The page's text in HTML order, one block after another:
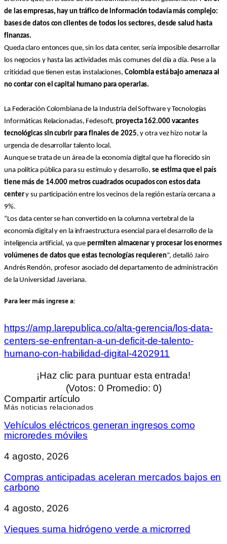
de las empresas, hay un tráfico de información todavía más complejo:
bases de datos con clientes de todos los sectores, desde salud hasta
finanzas.
Queda claro entonces que, sin los data center, sería imposible desarrollar
los negocios y hasta las actividades más comunes del día a día. Pese a la
criticidad que tienen estas instalaciones, Colombia está bajo amenaza al
no contar con el capital humano para operarlas.
La Federación Colombiana de la Industria del Software y Tecnologías
Informáticas Relacionadas, Fedesoft,proyecta 162.000 vacantes
tecnológicas sin cubrir para finales de 2025, y otra vez hizo notar la
urgencia de desarrollar talento local.
Aunque se trata de un área de la economía digital que ha florecido sin
una política pública para su estímulo y desarrollo, se estima que el país
tiene más de 14.000 metros cuadrados ocupados con estos data
centery su participación entre los vecinos de la región estaría cercana a
9%.
“Los data center se han convertido en la columna vertebral de la
economía digital y en la infraestructura esencial para el desarrollo de la
inteligencia artificial, ya que permiten almacenar y procesar los enormes
volúmenes de datos que estas tecnologías requieren”, detalló Jairo
Andrés Rendón, profesor asociado del departamento de administración
de la Universidad Javeriana.
Para leer más ingrese a:
https://amp.larepublica.co/alta-gerencia/los-data-
centers-se-enfrentan-a-un-deficit-de-talento-
humano-con-habilidad-digital-4202911
¡Haz clic para puntuar esta entrada!
(Votos: 0 Promedio: 0)
Compartir artículo
Más noticias relacionados
Vehículos eléctricos generan ingresos como
microredes móviles
4 agosto, 2026
Compras anticipadas aceleran mercados bajos en
carbono
4 agosto, 2026
Vieques suma hidrógeno verde a microrred